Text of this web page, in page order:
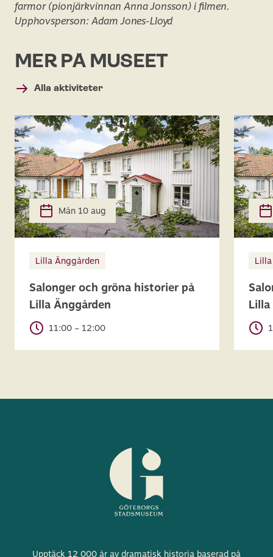
farmor (pionjärkvinnan Anna Jonsson) i filmen.
Upphovsperson: Adam Jones-Lloyd
MER PÅ MUSEET
Alla aktiviteter
Mån 10 aug
Lilla Änggården
Salonger och gröna historier på
Lilla Änggården
11:00 – 12:00
Lilla
Göteborgs
Upptäck 12 000 år av dramatisk historia baserad på